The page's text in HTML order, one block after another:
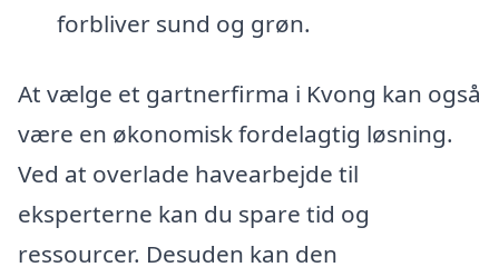
forbliver sund og grøn.
At vælge et gartnerfirma i Kvong kan også
være en økonomisk fordelagtig løsning.
Ved at overlade havearbejde til
eksperterne kan du spare tid og
ressourcer. Desuden kan den